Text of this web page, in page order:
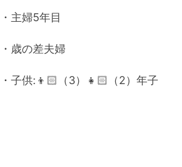
・主婦5年目
・歳の差夫婦
・子供:👦🏻（3）👧🏻（2）年子